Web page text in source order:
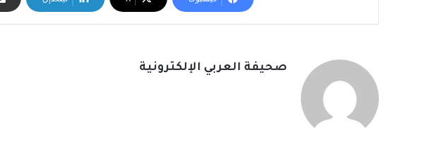
صحيفة العربي الإلكترونية